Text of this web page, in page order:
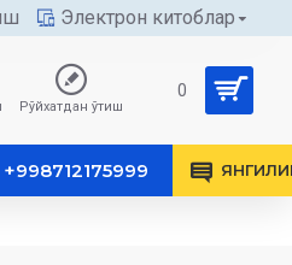
Электрон китоблар
Рўйхатдан ўтиш
0
+998712175999